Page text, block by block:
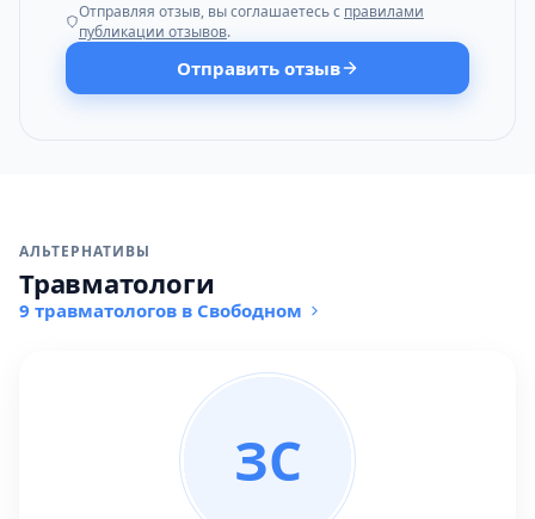
Отправляя отзыв, вы соглашаетесь с правилами
публикации отзывов.
Отправить отзыв
АЛЬТЕРНАТИВЫ
Травматологи
9 травматологов в Свободном
ЗС